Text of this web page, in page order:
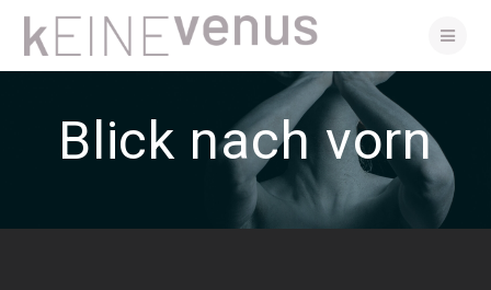
Blick nach vorn